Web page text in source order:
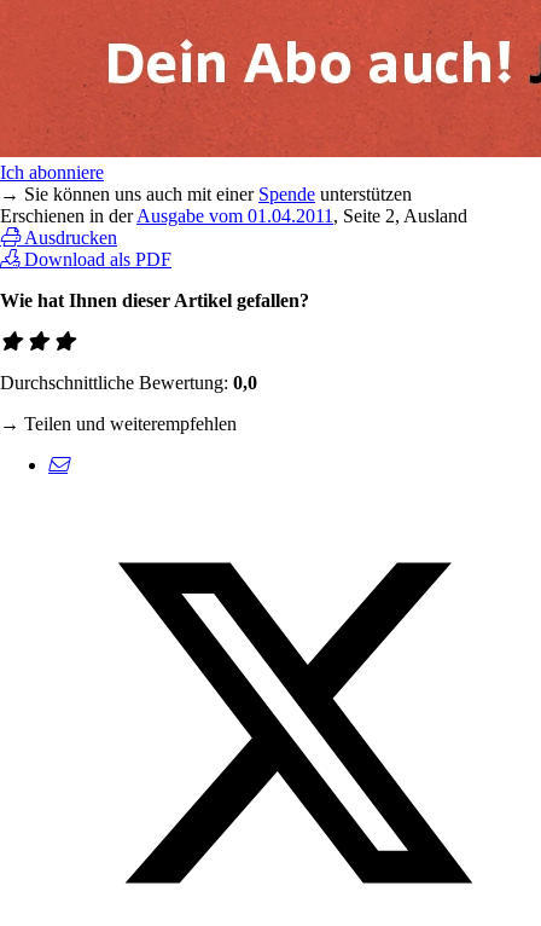
Ich abonniere
→ Sie können uns auch mit einer Spende unterstützen
Erschienen in derAusgabe vom 01.04.2011 , Seite 2, Ausland
Ausdrucken
Download als PDF
Wie hat Ihnen dieser Artikel gefallen?
Durchschnittliche Bewertung: 0,0
→ Teilen und weiterempfehlen